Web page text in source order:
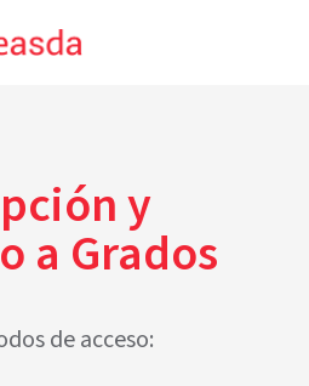
y
a Grados
de acceso: